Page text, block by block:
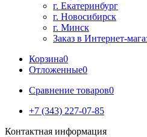
г. Екатеринбург
г. Новосибирск
г. Минск
Заказ в Интернет-
Корзина0
Отложенные0
Сравнение товаров0
+7 (343) 227-07-85
Контактная информация